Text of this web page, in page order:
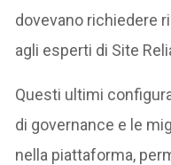
dovevano richiedere
agli esperti di Site
Questi ultimi
di governance e le
nella piattaforma,